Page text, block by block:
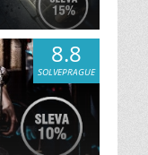
8.8
SOLVEPRAGUE